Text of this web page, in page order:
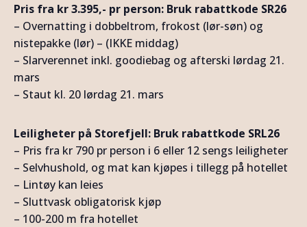
Pris fra kr 3.395,- pr person: Bruk rabattkode SR26
– Overnatting i dobbeltrom, frokost (lør-søn) og
nistepakke (lør) – (IKKE middag)
– Slarverennet inkl. goodiebag og afterski lørdag 21.
mars
– Staut kl. 20 lørdag 21. mars
Leiligheter på Storefjell: Bruk rabattkode SRL26
– Pris fra kr 790 pr person i 6 eller 12 sengs leiligheter
– Selvhushold, og mat kan kjøpes i tillegg på hotellet
– Lintøy kan leies
– Sluttvask obligatorisk kjøp
– 100-200 m fra hotellet